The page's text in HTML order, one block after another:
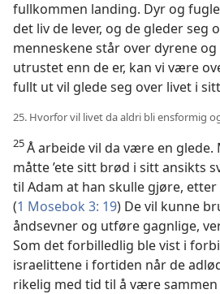
fullkommen landing. Dyr og
det liv de lever, og de gleder seg
menneskene står over dyrene
utrustet enn de er, kan vi være
fullt ut vil glede seg over livet i
25. Hvorfor vil livet da aldri bli ensformig
25Å arbeide vil da være en glede.
måtte ’ete sitt brød i sitt ansikts
til Adam at han skulle gjøre,
(1 Mosebok 3: 19) De vil kunne
åndsevner og utføre gagnlige,
Som det forbilledlig ble vist i
israelittene i fortiden når de
rikelig med tid til å være